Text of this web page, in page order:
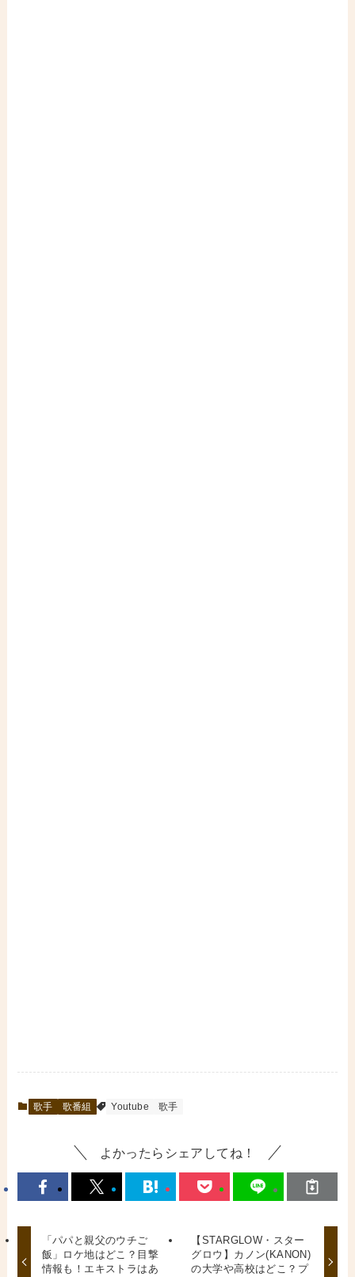
歌手 歌番組 Youtube 歌手
よかったらシェアしてね！
「パパと親父のウチご
飯」ロケ地はどこ？目撃
情報も！エキストラはあ
【STARGLOW・スター
グロウ】カノン(KANON)
の大学や高校はどこ？プ